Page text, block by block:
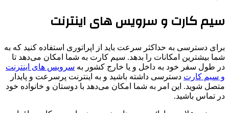
سیم کارت و سرویس های اینترنت
برای دسترسی به حداکثر سرعت باید از اپراتوری استفاده کنید که به
شما بیشترین امکانات را بدهد. سیم کارت به شما امکان می‌دهد تا
در طول سفر خود به داخل و یا خارج کشور به سرویس های اینترنت
و سیم کارت دسترسی داشته باشید و به اینترنت پرسرعت و پایدار
متصل شوید. این امر به شما امکان می‌دهد با دوستان و خانواده خود
در تماس باشید.